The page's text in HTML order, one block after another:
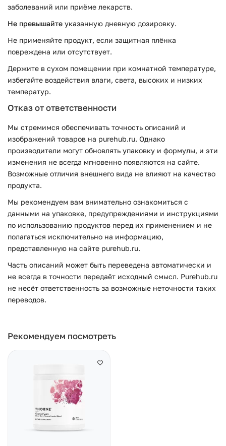
заболеваний или приёме лекарств.
Не превышайте указанную дневную дозировку.
Не применяйте продукт, если защитная плёнка
повреждена или отсутствует.
Держите в сухом помещении при комнатной температуре,
избегайте воздействия влаги, света, высоких и низких
температур.
Отказ от ответственности
Мы стремимся обеспечивать точность описаний и
изображений товаров на purehub.ru. Однако
производители могут обновлять упаковку и формулы, и эти
изменения не всегда мгновенно появляются на сайте.
Возможные отличия внешнего вида не влияют на качество
продукта.
Мы рекомендуем вам внимательно ознакомиться с
данными на упаковке, предупреждениями и инструкциями
по использованию продуктов перед их применением и не
полагаться исключительно на информацию,
представленную на сайте purehub.ru.
Часть описаний может быть переведена автоматически и
не всегда в точности передаёт исходный смысл. Purehub.ru
не несёт ответственность за возможные неточности таких
переводов.
Рекомендуем посмотреть